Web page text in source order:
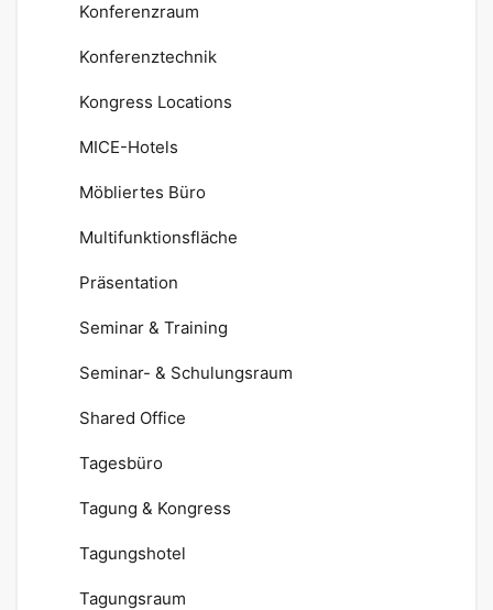
Konferenzraum
Konferenztechnik
Kongress Locations
MICE-Hotels
Möbliertes Büro
Multifunktionsfläche
Präsentation
Seminar & Training
Seminar- & Schulungsraum
Shared Office
Tagesbüro
Tagung & Kongress
Tagungshotel
Tagungsraum